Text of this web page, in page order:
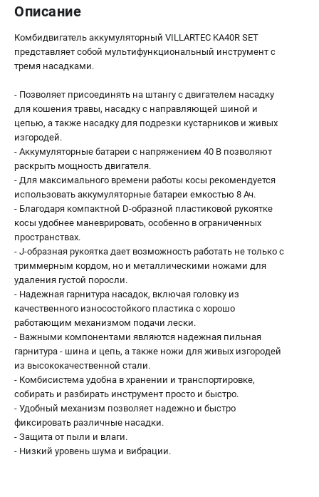
Описание
Комбидвигатель аккумуляторный VILLARTEC KА40R SET
представляет собой мультифункциональный инструмент с
тремя насадками.
- Позволяет присоединять на штангу с двигателем насадку
для кошения травы, насадку с направляющей шиной и
цепью, а также насадку для подрезки кустарников и живых
изгородей.
- Аккумуляторные батареи с напряжением 40 В позволяют
раскрыть мощность двигателя.
- Для максимального времени работы косы рекомендуется
использовать аккумуляторные батареи емкостью 8 Ач.
- Благодаря компактной D-образной пластиковой рукоятке
косы удобнее маневрировать, особенно в ограниченных
пространствах.
- J-образная рукоятка дает возможность работать не только с
триммерным кордом, но и металлическими ножами для
удаления густой поросли.
- Надежная гарнитура насадок, включая головку из
качественного износостойкого пластика с хорошо
работающим механизмом подачи лески.
- Важными компонентами являются надежная пильная
гарнитура - шина и цепь, а также ножи для живых изгородей
из высококачественной стали.
- Комбисистема удобна в хранении и транспортировке,
собирать и разбирать инструмент просто и быстро.
- Удобный механизм позволяет надежно и быстро
фиксировать различные насадки.
- Защита от пыли и влаги.
- Низкий уровень шума и вибрации.